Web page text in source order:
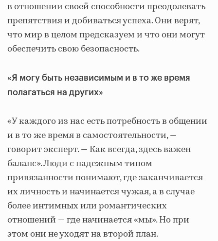
в отношении своей способности преодолевать
препятствия и добиваться успеха. Они верят,
что мир в целом предсказуем и что они могут
обеспечить свою безопасность.
«Я могу быть независимым и в то же время
полагаться на других»
«У каждого из нас есть потребность в общении
и в то же время в самостоятельности, —
говорит эксперт. — Как всегда, здесь важен
баланс». Люди с надежным типом
привязанности понимают, где заканчивается
их личность и начинается чужая, а в случае
более интимных или романтических
отношений — где начинается «мы». Но при
этом они не уходят на второй план.